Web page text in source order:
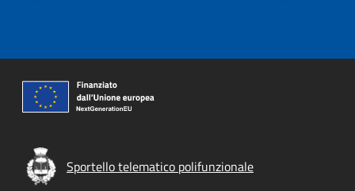
Sportello telematico polifunzionale